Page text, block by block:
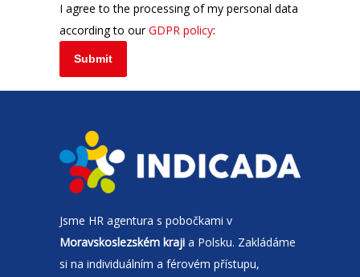
I agree to the processing of my personal data
according to ourGDPR policy:
Jsme HR agentura s pobočkami v
Moravskoslezském kraji a Polsku. Zakládáme
si na individuálním a férovém přístupu,